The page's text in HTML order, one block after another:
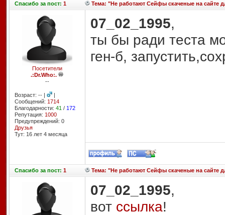
Спасибоза пост: 1 Тема: "Не работают Сейфы скаченые на сайте
Посетители
.:Dr.Who:.
--
Возраст: -- |
|
Сообщений: 1714
Благодарности: 41 / 172
Репутация: 1000
Предупреждений: 0
Друзья
Тут: 16 лет 4 месяцa
07_02_1995,
ты бы ради теста
ген-б,
Спасибоза пост: 1 Тема: "Не работают Сейфы скаченые на сайте
07_02_1995,
вот ссылка!